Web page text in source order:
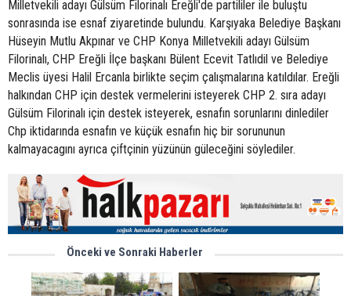
Milletvekili adayı Gülsüm Filorinalı Ereğli'de partililer ile buluştu
sonrasında ise esnaf ziyaretinde bulundu. Karşıyaka Belediye Başkanı
Hüseyin Mutlu Akpınar ve CHP Konya Milletvekili adayı Gülsüm
Filorinalı, CHP Ereğli İlçe başkanı Bülent Ecevit Tatlıdil ve Belediye
Meclis üyesi Halil Ercanla birlikte seçim çalışmalarına katıldılar. Ereğli
halkından CHP için destek vermelerini isteyerek CHP 2. sıra adayı
Gülsüm Filorinalı için destek isteyerek, esnafın sorunlarını dinlediler
Chp iktidarında esnafın ve küçük esnafın hiç bir sorununun
kalmayacagını ayrıca çiftçinin yüzünün güleceğini söylediler.
Önceki ve Sonraki Haberler